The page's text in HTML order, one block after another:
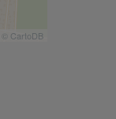
© CartoDB